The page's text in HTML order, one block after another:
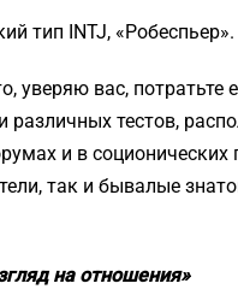
тип INTJ, «Робеспьер».
уверяю вас, потратьте
тестов,
и в соционических
так и бывалые
на отношения»